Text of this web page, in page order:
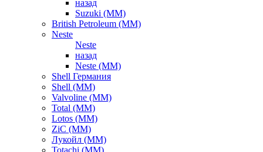
назад
Suzuki (ММ)
British Petroleum (ММ)
Neste
Neste
назад
Neste (ММ)
Shell Германия
Shell (ММ)
Valvoline (ММ)
Total (ММ)
Lotos (ММ)
ZiC (ММ)
Лукойл (ММ)
Totachi (MM)